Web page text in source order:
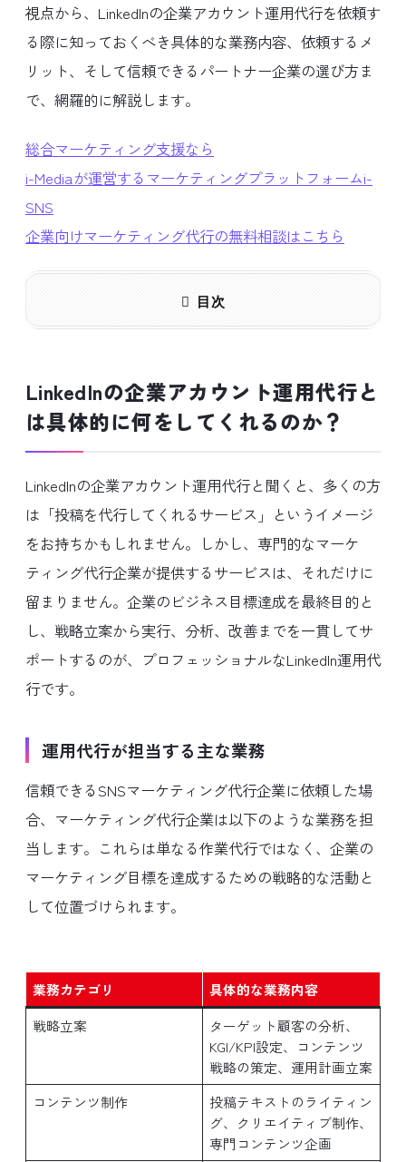
視点から、LinkedInの企業アカウント運用代行を依頼す
る際に知っておくべき具体的な業務内容、依頼するメ
リット、そして信頼できるパートナー企業の選び方ま
で、網羅的に解説します。
総合マーケティング支援なら
i-Mediaが運営するマーケティングプラットフォームi-
SNS
企業向けマーケティング代行の無料相談はこちら
目次
LinkedInの企業アカウント運用代行と
は具体的に何をしてくれるのか？
LinkedInの企業アカウント運用代行と聞くと、多くの方
は「投稿を代行してくれるサービス」というイメージ
をお持ちかもしれません。しかし、専門的なマーケ
ティング代行企業が提供するサービスは、それだけに
留まりません。企業のビジネス目標達成を最終目的と
し、戦略立案から実行、分析、改善までを一貫してサ
ポートするのが、プロフェッショナルなLinkedIn運用代
行です。
運用代行が担当する主な業務
信頼できるSNSマーケティング代行企業に依頼した場
合、マーケティング代行企業は以下のような業務を担
当します。これらは単なる作業代行ではなく、企業の
マーケティング目標を達成するための戦略的な活動と
して位置づけられます。
業務カテゴリ
具体的な業務内容
戦略立案
ターゲット顧客の分析、
KGI/KPI設定、コンテンツ
戦略の策定、運用計画立案
コンテンツ制作
投稿テキストのライティン
グ、クリエイティブ制作、
専門コンテンツ企画